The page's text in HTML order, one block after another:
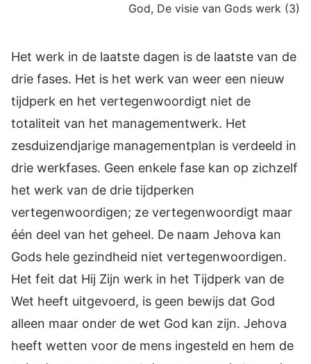
God, De visie van Gods werk (3)
Het werk in de laatste dagen is de laatste van de
drie fases. Het is het werk van weer een nieuw
tijdperk en het vertegenwoordigt niet de
totaliteit van het managementwerk. Het
zesduizendjarige managementplan is verdeeld in
drie werkfases. Geen enkele fase kan op zichzelf
het werk van de drie tijdperken
vertegenwoordigen; ze vertegenwoordigt maar
één deel van het geheel. De naam Jehova kan
Gods hele gezindheid niet vertegenwoordigen.
Het feit dat Hij Zijn werk in het Tijdperk van de
Wet heeft uitgevoerd, is geen bewijs dat God
alleen maar onder de wet God kan zijn. Jehova
heeft wetten voor de mens ingesteld en hem de